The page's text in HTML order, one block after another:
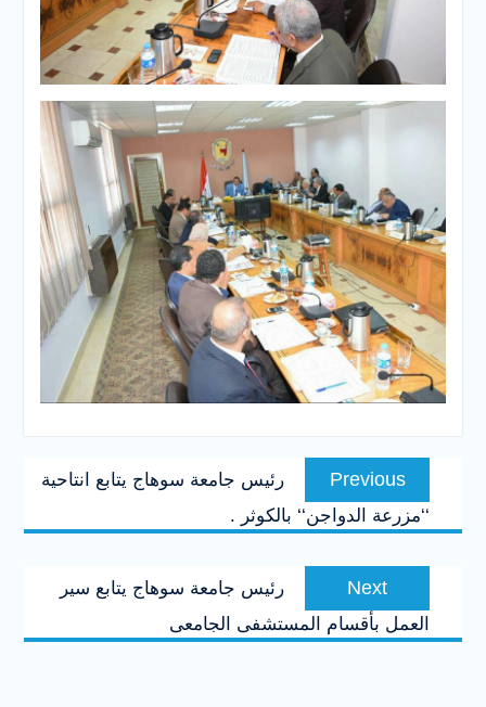
تصفّح
المقالاتPrevious
post:
رئيس جامعة سوهاج يتابع انتاحية
‘‘مزرعة الدواجن‘‘ بالكوثر .
Next
post:
رئيس جامعة سوهاج يتابع سير
العمل بأقسام المستشفى الجامعى